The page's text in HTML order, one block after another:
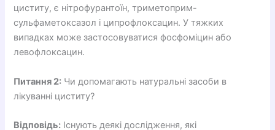
циститу, є нітрофурантоїн, триметоприм-
сульфаметоксазол і ципрофлоксацин. У тяжких
випадках може застосовуватися фосфоміцин або
левофлоксацин.
Питання 2: Чи допомагають натуральні засоби в
лікуванні циститу?
Відповідь: Існують деякі дослідження, які